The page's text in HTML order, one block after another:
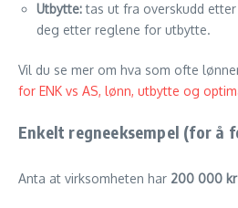
Utbytte:tas ut fra overskudd
deg etter reglene for utbytte.
Vil du se mer om hva som ofte
for ENK vs AS, lønn, utbytte og
Enkelt regneeksempel (for å
Anta at virksomheten har 200 000